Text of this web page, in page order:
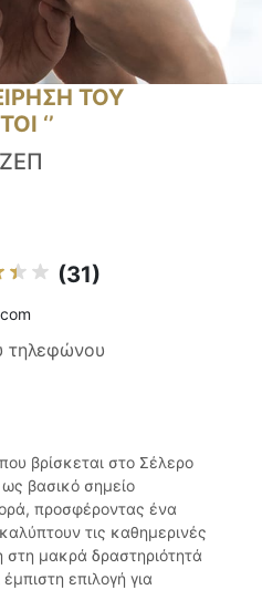
ΤΟΥ
‘’
(31)
τηλεφώνου
που βρίσκεται στο Σέλερο
βασικό σημείο
προσφέροντας ένα
τις καθημερινές
μακρά δραστηριότητά
επιλογή για